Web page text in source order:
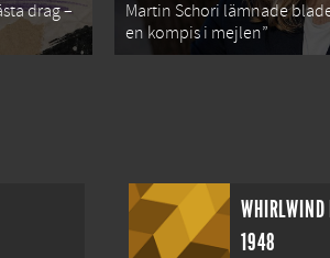
drag –
Martin Schori lämnade
en kompis i mejlen”
WHIRLWIND
1948